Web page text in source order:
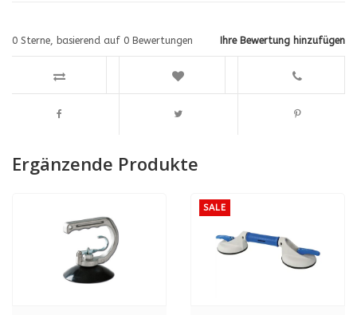
Ihre Bewertung hinzufügen
0 Sterne, basierend auf 0 Bewertungen
Ergänzende Produkte
SALE